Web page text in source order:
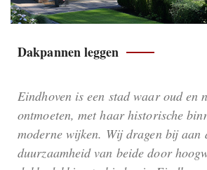
Dakpannen leggen
Eindhoven is een stad waar oud en
ontmoeten, met haar historische
moderne wijken. Wij dragen bij aan
duurzaamheid van beide door